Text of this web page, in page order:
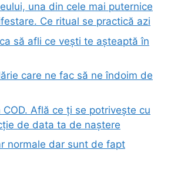
una din cele mai puternice
Ce ritual se practică azi
să afli ce vești te așteaptă în
care ne fac să ne îndoim de
COD. Află ce ți se potrivește cu
de data ta de naștere
normale dar sunt de fapt